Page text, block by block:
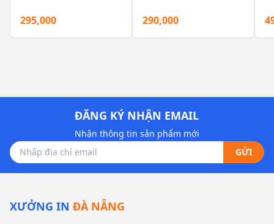
295,000 290,000
ĐĂNG KÝ NHẬN EMAIL
Nhận thông tin sản phẩm mới
GỬI
XƯỞNG IN ĐÀ NẴNG